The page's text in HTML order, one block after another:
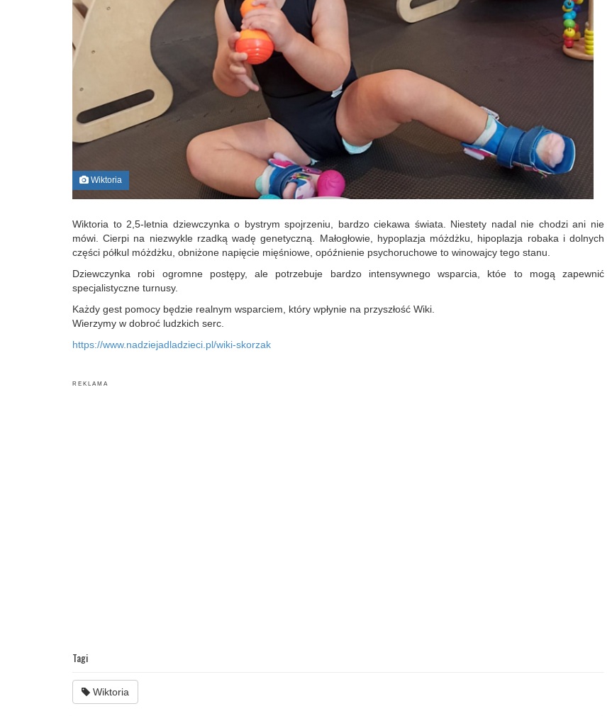
Wiktoria
Wiktoria to 2,5-letnia dziewczynka o bystrym spojrzeniu, bardzo ciekawa świata. Niestety nadal nie chodzi ani nie
mówi. Cierpi na niezwykle rzadką wadę genetyczną. Małogłowie, hypoplazja móżdżku, hipoplazja robaka i dolnych
części półkul móżdżku, obniżone napięcie mięśniowe, opóźnienie psychoruchowe to winowajcy tego stanu.
Dziewczynka robi ogromne postępy, ale potrzebuje bardzo intensywnego wsparcia, któe to mogą zapewnić
specjalistyczne turnusy.
Każdy gest pomocy będzie realnym wsparciem, który wpłynie na przyszłość Wiki.
Wierzymy w dobroć ludzkich serc.
https://www.nadziejadladzieci.pl/wiki-skorzak
R E K L A M A
Tagi
Wiktoria